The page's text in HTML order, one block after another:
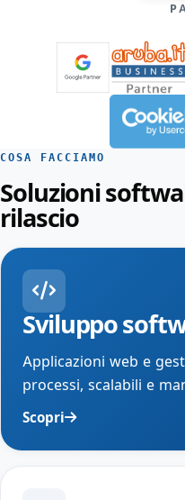
COSA FACCIAMO
Soluzioni
rilascio
Sviluppo
Applicazioni web e
processi, scalabili e
Scopri